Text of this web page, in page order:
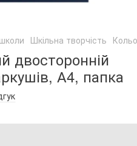
Шкільна творчість
двосторонній
А4, папка